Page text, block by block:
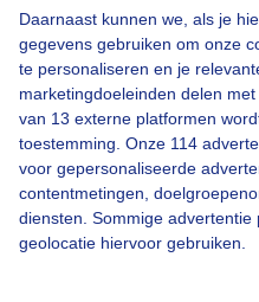
Daarnaast kunnen we, als je
gegevens gebruiken om onze
te personaliseren en je
marketingdoeleinden delen
van 13 externe platformen
toestemming. Onze 114
voor gepersonaliseerde
contentmetingen,
diensten. Sommige
geolocatie hiervoor gebruiken.
Over Buienradar
Bedrijfsgegevens